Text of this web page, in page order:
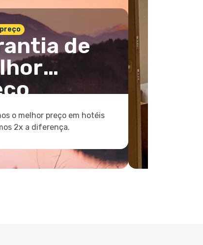
preço
de
o melhor preço em hotéis
2x a diferença.